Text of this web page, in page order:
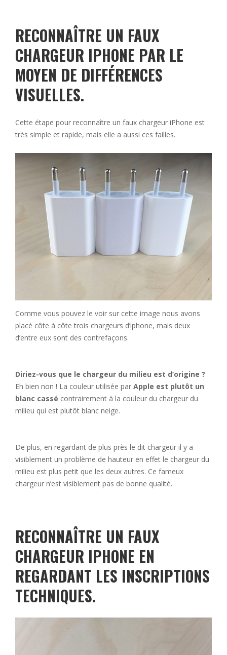
RECONNAÎTRE UN FAUX
CHARGEUR IPHONE PAR LE
MOYEN DE DIFFÉRENCES
VISUELLES.
Cette étape pour reconnaître un faux chargeur iPhone est
très simple et rapide, mais elle a aussi ces failles.
Comme vous pouvez le voir sur cette image nous avons
placé côte à côte trois chargeurs d’iphone, mais deux
d’entre eux sont des contrefaçons.
Diriez-vous que le chargeur du milieu est d’origine ?
Eh bien non ! La couleur utilisée par Apple est plutôt un
blanc cassé contrairement à la couleur du chargeur du
milieu qui est plutôt blanc neige.
De plus, en regardant de plus près le dit chargeur il y a
visiblement un problème de hauteur en effet le chargeur du
milieu est plus petit que les deux autres. Ce fameux
chargeur n’est visiblement pas de bonne qualité.
RECONNAÎTRE UN FAUX
CHARGEUR IPHONE EN
REGARDANT LES INSCRIPTIONS
TECHNIQUES.